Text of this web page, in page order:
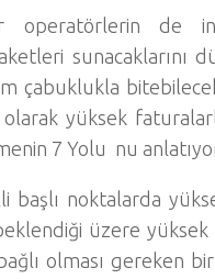
operatörlerin de
sunacaklarını
çabuklukla
yüksek
7 Yolu nu
başlı noktalarda
üzere yüksek
olması gereken